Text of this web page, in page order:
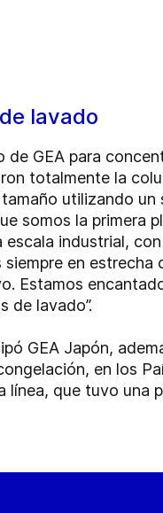
lavado
GEA para
totalmente la
utilizando un
somos la primera
industrial,
en
Estamos
de lavado”.
GEA Japón,
en los
línea, que tuvo una